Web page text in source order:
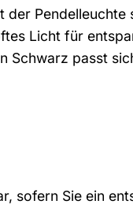
Licht für
Schwarz passt
sofern Sie ein